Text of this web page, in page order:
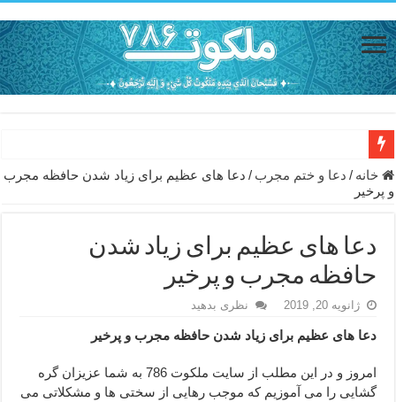
دعای حفظ جان خانواده از بلا در سفر – دعای دفع بلا در قرآن
دعای مجرب برای رفع گرفتاری – ذکر قوی برای جلوگیری از اندوه و
دعا برای عاشق شدن طرف مقابل – عاشق کردن طرف مقابل از راه
دعای حفظ جان عزیزان از بلا در سفر – دعا برای رفع حوادث بد روزانه
انواع ذکرهای الهی و خواص آن – مجرب ترین ذکرها برای برآوردن
ختم سوره تکاثر برای جذب ثروت – خواص و برکات سوره تکاثر
خانه / دعا و ختم مجرب / دعا های عظیم برای زیاد شدن حافظه مجرب
و پرخیر
دعا های عظیم برای زیاد شدن
حافظه مجرب و پرخیر
ژانویه 20, 2019 نظری بدهید
دعا های عظیم برای زیاد شدن حافظه مجرب و پرخیر
امروز و در این مطلب از سایت ملکوت 786 به شما عزیزان گره
گشایی را می آموزیم که موجب رهایی از سختی ها و مشکلاتی می